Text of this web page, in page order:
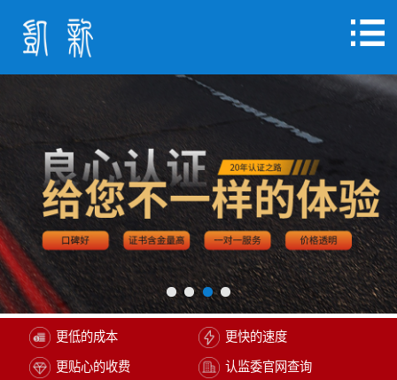
更低的成本 更快的速度
更贴心的收费 认监委官网查询